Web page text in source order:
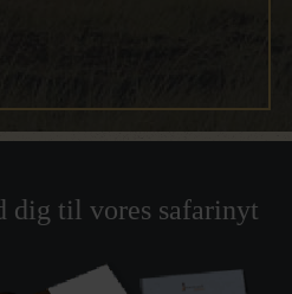
dig til vores safarinyt